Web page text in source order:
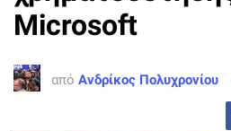
Microsoft
από Ανδρίκος Πολυχρονίου